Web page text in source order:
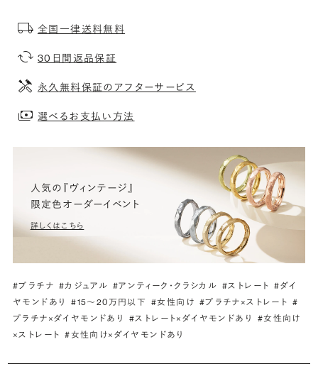
全国一律送料無料
30日間返品保証
永久無料保証のアフターサービス
選べるお支払い方法
人気の『ヴィンテージ』
限定色オーダーイベント
詳しくはこちら
#プラチナ #カジュアル #アンティーク・クラシカル #ストレート #ダイ
ヤモンドあり
#15〜20万円以下 #女性向け #プラチナ×ストレート #
プラチナ×ダイヤモンドあり
#ストレート×ダイヤモンドあり
#女性向け
×ストレート #女性向け×ダイヤモンドあり